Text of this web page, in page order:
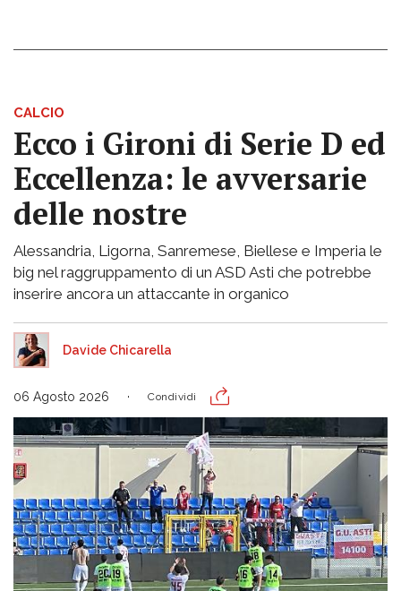
CALCIO
Ecco i Gironi di Serie D ed
Eccellenza: le avversarie
delle nostre
Alessandria, Ligorna, Sanremese, Biellese e Imperia le
big nel raggruppamento di un ASD Asti che potrebbe
inserire ancora un attaccante in organico
Davide Chicarella
06 Agosto 2026 Condividi